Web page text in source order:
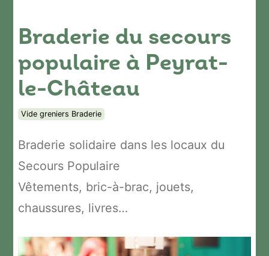
Braderie du secours
populaire à Peyrat-
le-Château
Vide greniers Braderie
Braderie solidaire dans les locaux du
Secours Populaire
Vêtements, bric-à-brac, jouets,
chaussures, livres…